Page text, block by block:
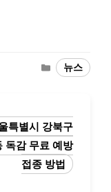
Categories
뉴스
특별시 강북구
독감 무료 예방
접종 방법